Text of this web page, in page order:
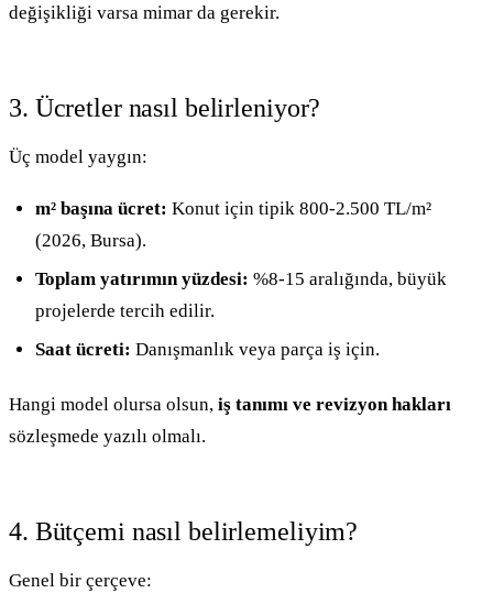
değişikliği varsa mimar da gerekir.
3. Ücretler nasıl belirleniyor?
Üç model yaygın:
m² başına ücret: Konut için tipik 800-2.500 TL/m²
(2026, Bursa).
Toplam yatırımın yüzdesi: %8-15 aralığında, büyük
projelerde tercih edilir.
Saat ücreti: Danışmanlık veya parça iş için.
Hangi model olursa olsun, iş tanımı ve revizyon hakları
sözleşmede yazılı olmalı.
4. Bütçemi nasıl belirlemeliyim?
Genel bir çerçeve: